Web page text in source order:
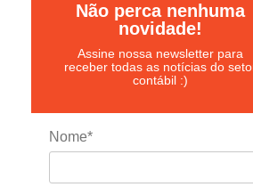
Não perca nenhuma
novidade!
Assine nossa newsletter para
receber todas as notícias do
contábil :)
Nome*